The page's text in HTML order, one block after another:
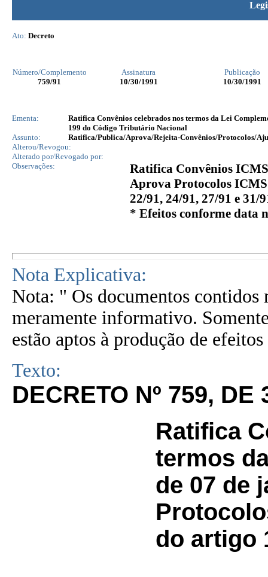
Ato: Decreto
Número/Complemento Assinatura
Publicação
759/91 10/30/1991 10/30/1991
Ementa:
Ratifica Convênios celebrados nos termos da Lei
199 do Código Tributário Nacional
Assunto:
Ratifica/Publica/Aprova/Rejeita-Convênios/Protocolos/
Alterou/Revogou:
Alterado por/Revogado por:
Observações:
Ratifica Convênios ICMS
Aprova Protocolos ICMS
22/91, 24/91, 27/91 e 31/
* Efeitos conforme data
Nota Explicativa:
Nota: " Os documentos contidos
meramente informativo.
estão aptos à produção de
Texto:
DECRETO Nº 759,
Ratifica
termos
de 07 de
do artigo